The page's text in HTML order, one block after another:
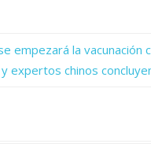
empezará la vacunación
expertos chinos